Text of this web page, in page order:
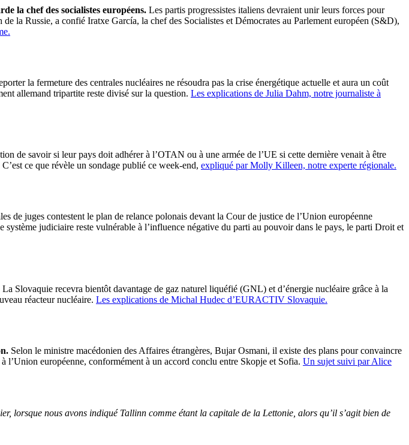
la chef des socialistes européens. Les partis progressistes italiens devraient unir leurs forces pour
la Russie, a confié Iratxe García, la chef des Socialistes et Démocrates au Parlement européen (S&D),
la fermeture des centrales nucléaires ne résoudra pas la crise énergétique actuelle et aura un coût
allemand tripartite reste divisé sur la question. Les explications de Julia Dahm, notre journaliste à
de savoir si leur pays doit adhérer à l’OTAN ou à une armée de l’UE si cette dernière venait à être
ce que révèle un sondage publié ce week-end, expliqué par Molly Killeen, notre experte régionale.
de juges contestent le plan de relance polonais devant la Cour de justice de l’Union européenne
judiciaire reste vulnérable à l’influence négative du parti au pouvoir dans le pays, le parti Droit et
La Slovaquie recevra bientôt davantage de gaz naturel liquéfié (GNL) et d’énergie nucléaire grâce à la
réacteur nucléaire. Les explications de Michal Hudec d’EURACTIV Slovaquie.
Selon le ministre macédonien des Affaires étrangères, Bujar Osmani, il existe des plans pour convaincre
l’Union européenne, conformément à un accord conclu entre Skopje et Sofia. Un sujet suivi par Alice
lorsque nous avons indiqué Tallinn comme étant la capitale de la Lettonie, alors qu’il s’agit bien de